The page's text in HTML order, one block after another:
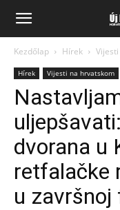
Kezdőlap Hírek
Hírek Vijesti na hrvatskom
dvorana u
retfalačke
u završnoj